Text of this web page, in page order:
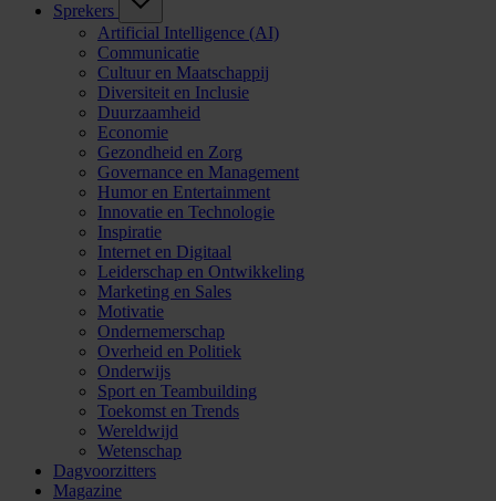
Sprekers
Artificial Intelligence (AI)
Communicatie
Cultuur en Maatschappij
Diversiteit en Inclusie
Duurzaamheid
Economie
Gezondheid en Zorg
Governance en Management
Humor en Entertainment
Innovatie en Technologie
Inspiratie
Internet en Digitaal
Leiderschap en Ontwikkeling
Marketing en Sales
Motivatie
Ondernemerschap
Overheid en Politiek
Onderwijs
Sport en Teambuilding
Toekomst en Trends
Wereldwijd
Wetenschap
Dagvoorzitters
Magazine